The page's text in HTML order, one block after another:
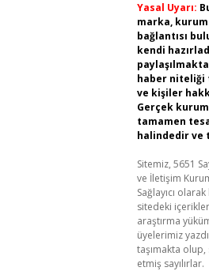
Yasal Uyarı:
marka,
bağlantısı
kendi
haber niteliği
ve kişiler
Gerçek
tamamen
halindedir ve
Sitemiz, 5651
ve İletişim
Sağlayıcı
sitedeki
araştırma
üyelerimiz
taşımakta
etmiş sayılırlar.